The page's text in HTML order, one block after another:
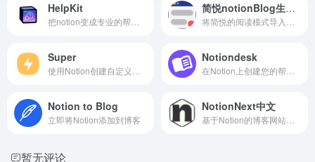
HelpKit 简悦notionBlog生成器
Super Notiondesk
Notion to Blog
立即将Notion添加到博客
NotionNext中文
暂无评论